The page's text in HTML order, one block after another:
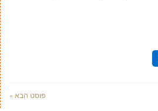
פוסט הבא »